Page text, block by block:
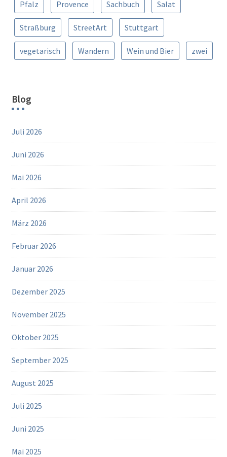
Pfalz Provence Sachbuch Salat
Straßburg StreetArt Stuttgart
vegetarisch Wandern Wein und Bier zwei
Blog
Juli 2026
Juni 2026
Mai 2026
April 2026
März 2026
Februar 2026
Januar 2026
Dezember 2025
November 2025
Oktober 2025
September 2025
August 2025
Juli 2025
Juni 2025
Mai 2025